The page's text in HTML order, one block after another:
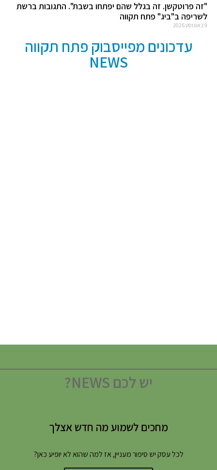
"זה פרוטקשן. זה בגלל שהם יפתחו בשבת". התגובות ברשת
לשריפה ב"ביג" פתח תקווה
9 באוגוסט 2026
עדכונים מפייסבוק פתח תקווה
NEWS
יש לכם NEWS?
מחכים לשמוע מה חדש אצלך
לכל עסק יש סיפור מעניין, אז למה שהוא לא יופיע כאן?